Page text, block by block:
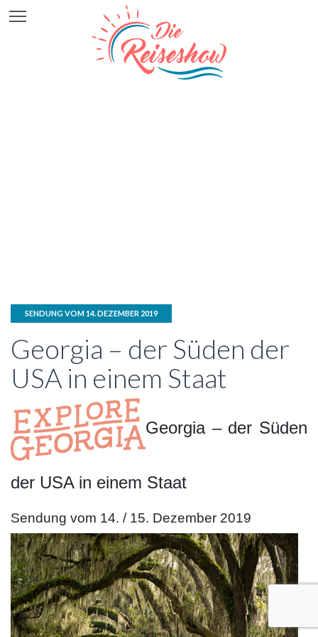
SENDUNG VOM 14. DEZEMBER 2019
Georgia – der Süden der
USA in einem Staat
Georgia – der Süden
der USA in einem Staat
Sendung vom 14. / 15. Dezember 2019